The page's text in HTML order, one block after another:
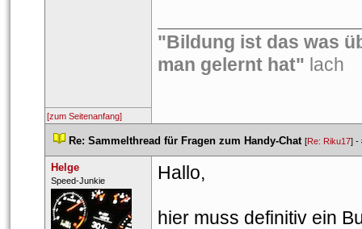
"Bildung ist das was
man gelernt hat" lach
[zum Seitenanfang]
Re: Sammelthread für Fragen zum Handy-Chat [Re: Riku17] -
Helge
​Speed-Junkie Hallo,
hier muss definitiv ein